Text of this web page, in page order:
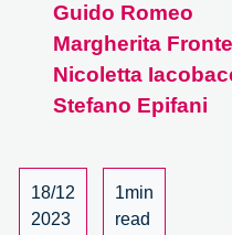
–
2/4
Guido Romeo
Margherita Fronte
Nicoletta
Stefano Epifani
18/12
2023
1min
read